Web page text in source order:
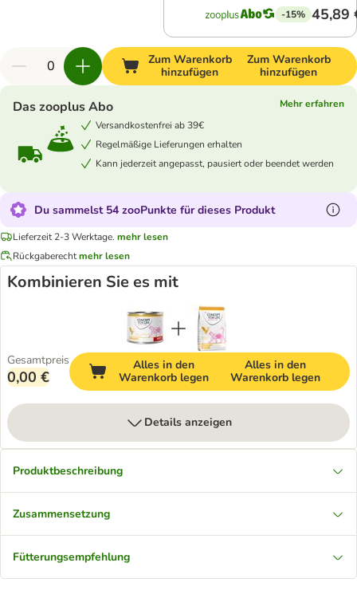
-15% 45,89
Zum Warenkorb
hinzufügen
Zum Warenkorb
hinzufügen
Das zooplus Abo
Mehr erfahren
Versandkostenfrei ab 39€
Regelmäßige Lieferungen erhalten
Kann jederzeit angepasst, pausiert oder beendet werden
Du sammelst 54 zooPunkte für dieses Produkt
Lieferzeit 2-3 Werktage. mehr lesen
Rückgaberechtmehr lesen
Kombinieren Sie es mit
Gesamtpreis
0,00 €
Alles in den
Warenkorb legen
Alles in den
Warenkorb legen
Details anzeigen
Produktbeschreibung
Zusammensetzung
Fütterungsempfehlung